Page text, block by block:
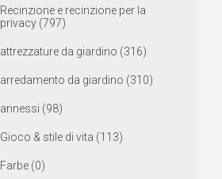
Recinzione e recinzione per la
privacy (797)
attrezzature da giardino (316)
arredamento da giardino (310)
annessi (98)
Gioco & stile di vita (113)
Farbe (0)